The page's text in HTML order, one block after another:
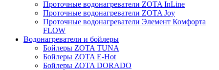
Проточные водонагреватели ZOTA InLine
Проточные водонагреватели ZOTA Joy
Проточные водонагреватели Элемент Комфорта
FLOW
Водонагреватели и бойлеры
Бойлеры ZOTA TUNA
Бойлеры ZOTA E-Hot
Бойлеры ZOTA DORADO